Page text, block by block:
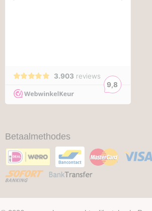
Betaalmethodes